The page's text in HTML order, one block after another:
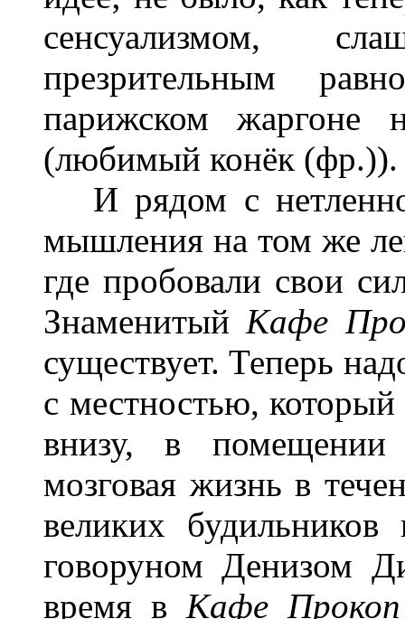
сенсуализмом,
презрительным
парижском жаргоне
(любимый конёк (фр.)).
И рядом с
мышления на том же
где пробовали свои
ЗнаменитыйКафе
существует. Теперь
с местностью,
внизу, в помещении
мозговая жизнь в
великих
говоруном Денизом
время в Кафе Прокоп